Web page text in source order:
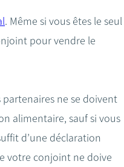
. Même si vous êtes le seul
pour vendre le
partenaires ne se doivent
alimentaire, sauf si vous
d’une déclaration
votre conjoint ne doive